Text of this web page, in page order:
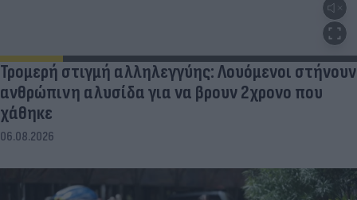
Τρομερή στιγμή αλληλεγγύης: Λουόμενοι στήνουν
ανθρώπινη αλυσίδα για να βρουν 2χρονο που
χάθηκε
06.08.2026